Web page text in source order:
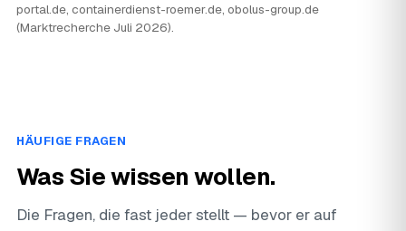
portal.de, containerdienst-roemer.de, obolus-group.de
(Marktrecherche Juli 2026).
HÄUFIGE FRAGEN
Was Sie wissen wollen.
Die Fragen, die fast jeder stellt — bevor er auf